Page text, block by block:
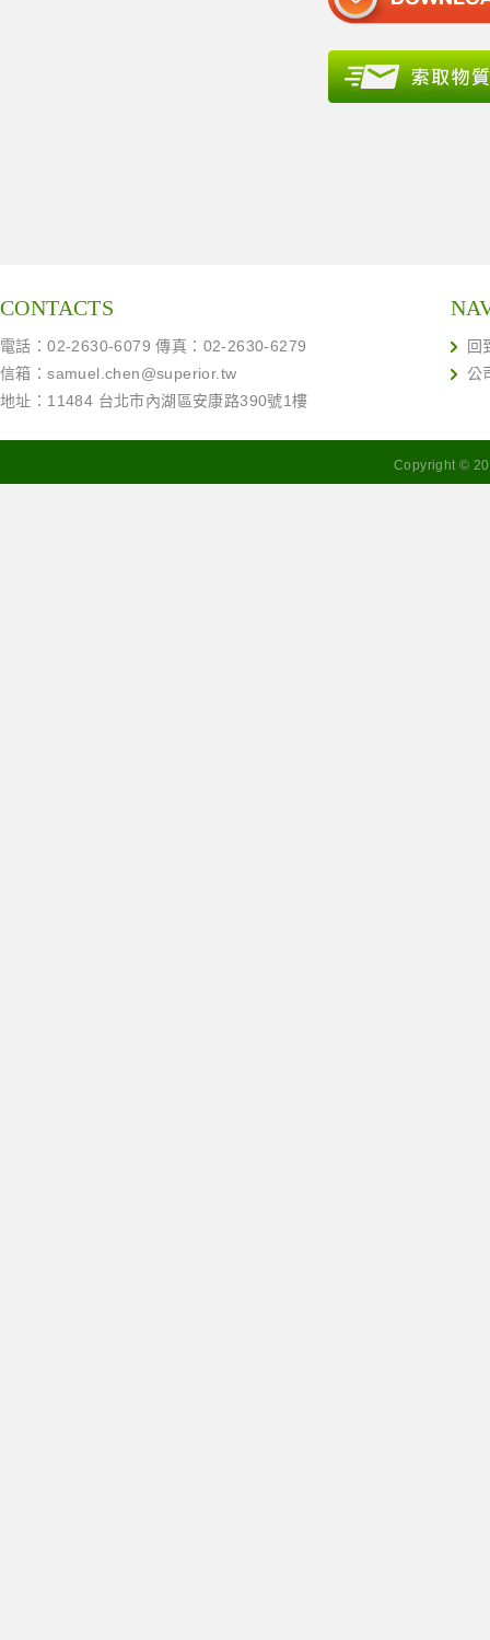
CONTACTS
電話：02-2630-6079 傳真：02-2630-6279
信箱：samuel.chen@superior.tw
地址：11484 台北市內湖區安康路390號1樓
回
公
Copyright ©